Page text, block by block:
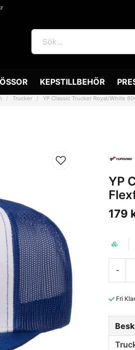
KEPSTILLBEHÖR
Trucker YP Classic Trucker Royal/White
YP
179
-
Fri